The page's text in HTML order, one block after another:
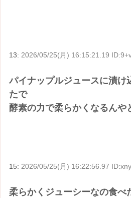
13: 2026/05/25(月) 16:15:21.19
パイナップルジュースに漬け
たで
酵素の力で柔らかくなるんや
15: 2026/05/25(月) 16:22:56.97
柔らかくジューシーなの食べ